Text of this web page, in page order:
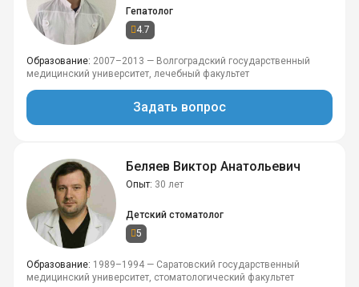
4.7
Гепатолог
Образование 2007–2013 — Волгоградский государственный
медицинский университет, лечебный факультет
Задать вопрос
Беляев Виктор Анатольевич
5
Опыт 30 лет
Детский стоматолог
Образование 1989–1994 — Саратовский государственный
медицинский университет, стоматологический факультет